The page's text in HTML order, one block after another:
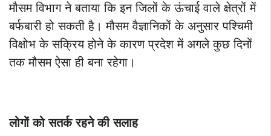
मौसम विभाग ने बताया कि इन जिलों के ऊंचाई वाले क्षेत्रों में
बर्फबारी हो सकती है। मौसम वैज्ञानिकों के अनुसार पश्चिमी
विक्षोभ के सक्रिय होने के कारण प्रदेश में अगले कुछ दिनों
तक मौसम ऐसा ही बना रहेगा।
लोगों को सतर्क रहने की सलाह